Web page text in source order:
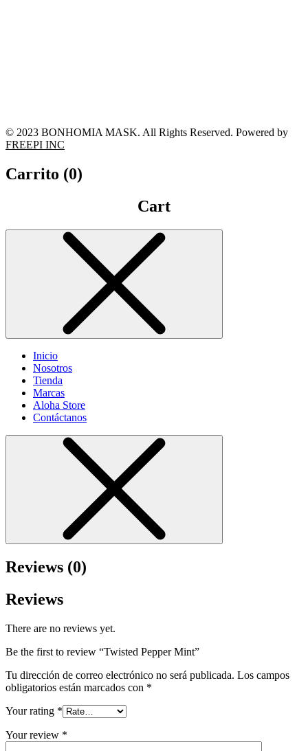
© 2023 BONHOMIA MASK. All Rights Reserved. Powered by
FREEPI INC
Carrito (0)
Cart
Inicio
Nosotros
Tienda
Marcas
Aloha Store
Contáctanos
Reviews (0)
Reviews
There are no reviews yet.
Be the first to review “Twisted Pepper Mint”
Tu dirección de correo electrónico no será publicada. Los campos
obligatorios están marcados con *
Your rating *
Your review *